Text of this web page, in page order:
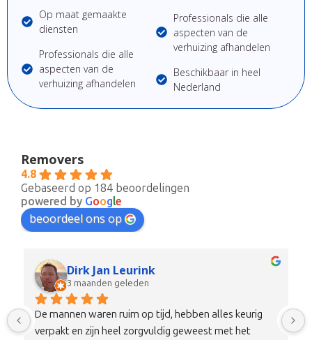
Op maat gemaakte
diensten
Professionals die alle
aspecten van de
verhuizing afhandelen
Professionals die alle
aspecten van de
verhuizing afhandelen
Beschikbaar in heel
Nederland
Removers
4.8
Gebaseerd op 184 beoordelingen
powered by Google
beoordeel ons op
Faik S. Nursen
4 maanden geleden
Vandaag verhuisd met dit bedrijf en echt een top
ervaring. Ze kwamen met z’n drieën precies op de